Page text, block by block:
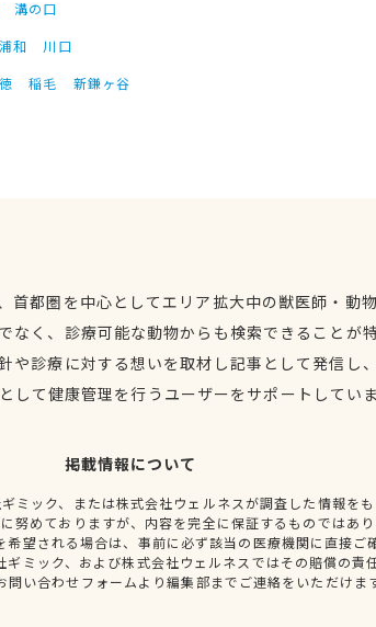
溝の口
和
川口
稲毛 新鎌ヶ谷
首都圏を中心としてエリア拡大中の獣医師・動
なく、診療可能な動物からも検索できることが
や診療に対する想いを取材し記事として発信し
して健康管理を行うユーザーをサポートしてい
掲載情報について
ミック、または株式会社ウェルネスが調査した情報を
努めておりますが、内容を完全に保証するものではあ
希望される場合は、事前に必ず該当の医療機関に直接ご
ミック、および株式会社ウェルネスではその賠償の責
い合わせフォームより編集部までご連絡をいただけま